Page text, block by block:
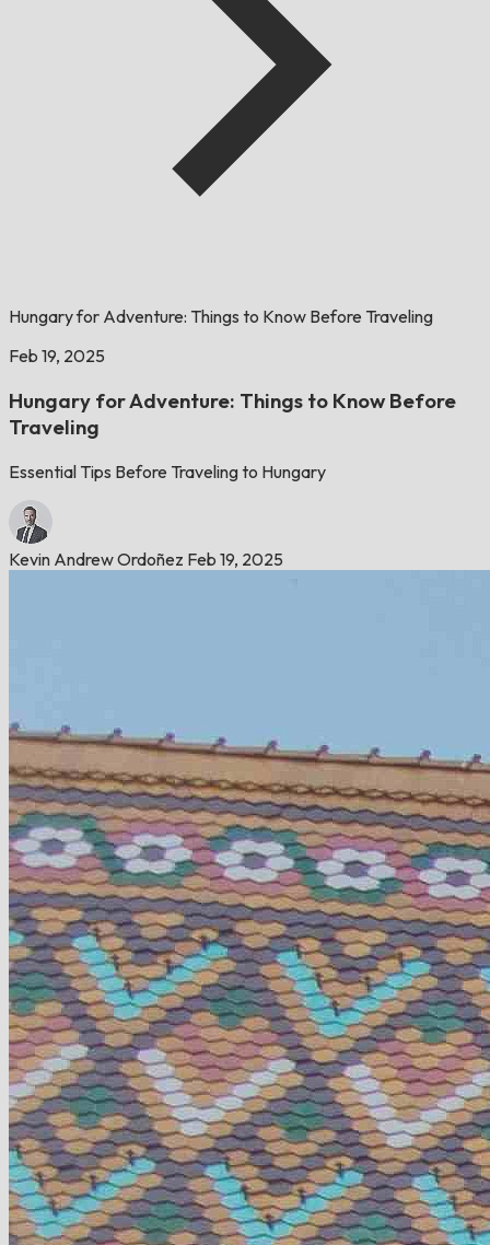
Hungary for Adventure: Things to Know Before Traveling
Feb 19, 2025
Hungary for Adventure: Things to Know Before
Traveling
Essential Tips Before Traveling to Hungary
Kevin Andrew Ordoñez Feb 19, 2025